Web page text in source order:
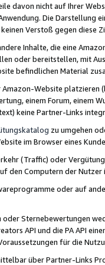
davon nicht auf Ihrer
Die Darstellung
Verstoß gegen diese
Inhalte, die eine
oder bereitstellen, mit
befindlichen Material
Amazon-Website
einem Forum, einem
keine Partner-Links
zu umgehen
im Browser eines
(Traffic) oder
den Computern der
oder auf
oder Sternebewertungen
API und die PA API
für die
über Partner-Links